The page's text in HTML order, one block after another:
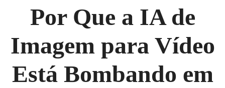
Por Que a IA de
Imagem para Vídeo
Está Bombando em